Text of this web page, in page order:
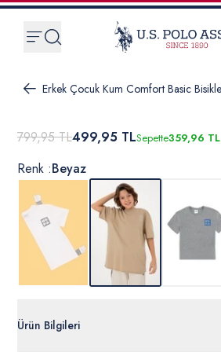
799,95 TL499,95 TLSepette359,96 TL
Renk :Beyaz
Ürün Bilgileri